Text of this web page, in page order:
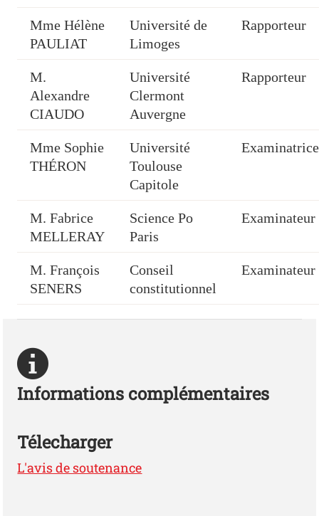
Mme Hélène
PAULIAT
Université de
Limoges
Rapporteur
M.
Alexandre
CIAUDO
Université
Clermont
Auvergne
Rapporteur
Mme Sophie
THÉRON
Université
Toulouse
Capitole
Examinatrice
M. Fabrice
MELLERAY
Science Po
Paris
Examinateur
M. François
SENERS
Conseil
constitutionnel
Examinateur
Informations complémentaires
Télecharger
L'avis de soutenance